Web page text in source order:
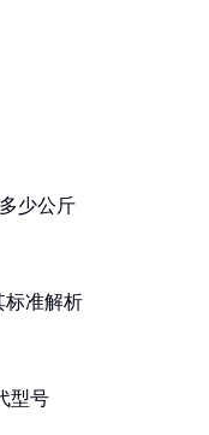
少公斤
标准解析
型号